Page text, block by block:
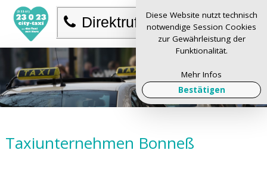
Direktruf
Taxiunternehmen Bonneß
Diese Website nutzt technisch
notwendige Session Cookies
zur Gewährleistung der
Funktionalität.
Mehr Infos
Bestätigen